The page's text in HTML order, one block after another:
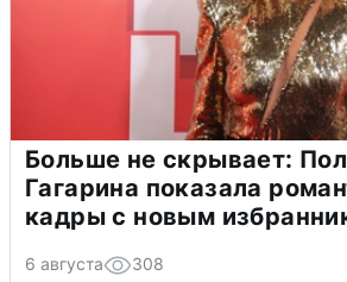
Больше не скрывает:
Гагарина показала
кадры с новым
6 августа 308